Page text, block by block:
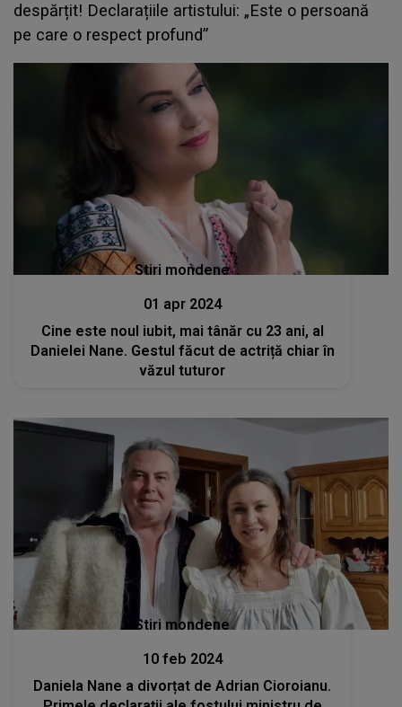
despărțit! Declarațiile artistului: „Este o persoană
pe care o respect profund”
Stiri mondene
01 apr 2024
Cine este noul iubit, mai tânăr cu 23 ani, al
Danielei Nane. Gestul făcut de actriță chiar în
văzul tuturor
Stiri mondene
10 feb 2024
Daniela Nane a divorțat de Adrian Cioroianu.